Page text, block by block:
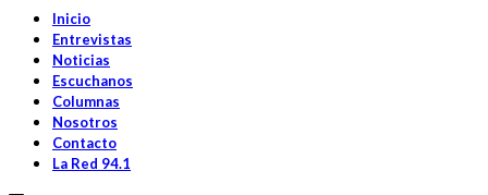
Inicio
Entrevistas
Noticias
Escuchanos
Columnas
Nosotros
Contacto
La Red 94.1